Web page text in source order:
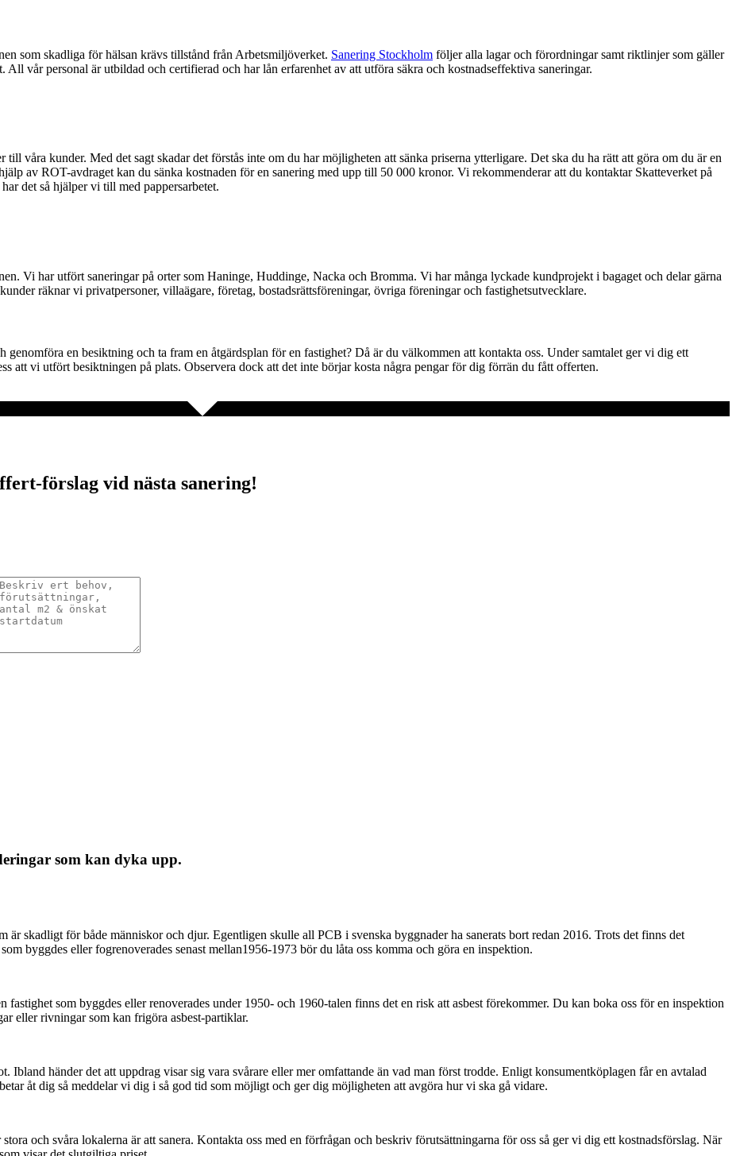
som skadliga för hälsan krävs tillstånd från Arbetsmiljöverket. Sanering Stockholm följer alla lagar och förordningar samt riktlinjer som gäller
vår personal är utbildad och certifierad och har lån erfarenhet av att utföra säkra och kostnadseffektiva saneringar.
våra kunder. Med det sagt skadar det förstås inte om du har möjligheten att sänka priserna ytterligare. Det ska du ha rätt att göra om du är en
av ROT-avdraget kan du sänka kostnaden för en sanering med upp till 50 000 kronor. Vi rekommenderar att du kontaktar Skatteverket på
det så hjälper vi till med pappersarbetet.
Vi har utfört saneringar på orter som Haninge, Huddinge, Nacka och Bromma. Vi har många lyckade kundprojekt i bagaget och delar gärna
räknar vi privatpersoner, villaägare, företag, bostadsrättsföreningar, övriga föreningar och fastighetsutvecklare.
en besiktning och ta fram en åtgärdsplan för en fastighet? Då är du välkommen att kontakta oss. Under samtalet ger vi dig ett
att vi utfört besiktningen på plats. Observera dock att det inte börjar kosta några pengar för dig förrän du fått offerten.
förslag vid nästa sanering!
som kan dyka upp.
är skadligt för både människor och djur. Egentligen skulle all PCB i svenska byggnader ha sanerats bort redan 2016. Trots det finns det
byggdes eller fogrenoverades senast mellan1956-1973 bör du låta oss komma och göra en inspektion.
som byggdes eller renoverades under 1950- och 1960-talen finns det en risk att asbest förekommer. Du kan boka oss för en inspektion
eller rivningar som kan frigöra asbest-partiklar.
Ibland händer det att uppdrag visar sig vara svårare eller mer omfattande än vad man först trodde. Enligt konsumentköplagen får en avtalad
åt dig så meddelar vi dig i så god tid som möjligt och ger dig möjligheten att avgöra hur vi ska gå vidare.
och svåra lokalerna är att sanera. Kontakta oss med en förfrågan och beskriv förutsättningarna för oss så ger vi dig ett kostnadsförslag. När